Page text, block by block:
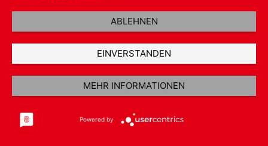
ABLEHNEN
EINVERSTANDEN
MEHR INFORMATIONEN
Powered by